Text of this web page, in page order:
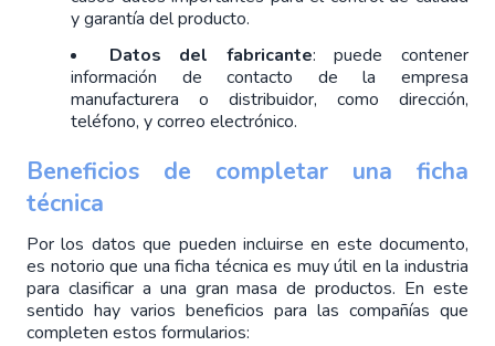
y garantía del producto.
Datos del fabricante: puede contener
información de contacto de la empresa
manufacturera o distribuidor, como dirección,
teléfono, y correo electrónico.
Beneficios de completar una ficha
técnica
Por los datos que pueden incluirse en este documento,
es notorio que una ficha técnica es muy útil en la industria
para clasificar a una gran masa de productos. En este
sentido hay varios beneficios para las compañías que
completen estos formularios: